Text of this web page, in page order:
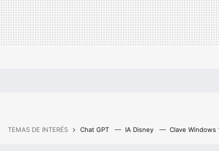
TEMAS DE INTERÉS Chat GPT IA Disney Clave Windows